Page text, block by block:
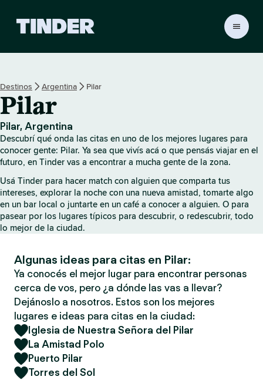
o
i
n
d
r
Destinos Argentina Pilar
Pilar
Pilar, Argentina
Descubrí qué onda las citas en uno de los mejores lugares para
conocer gente: Pilar. Ya sea que vivís acá o que pensás viajar en el
futuro, en Tinder vas a encontrar a mucha gente de la zona.
Usá Tinder para hacer match con alguien que comparta tus
intereses, explorar la noche con una nueva amistad, tomarte algo
en un bar local o juntarte en un café a conocer a alguien. O para
pasear por los lugares típicos para descubrir, o redescubrir, todo
lo mejor de la ciudad.
Algunas ideas para citas en Pilar:
Ya conocés el mejor lugar para encontrar personas
cerca de vos, pero ¿a dónde las vas a llevar?
Dejánoslo a nosotros. Estos son los mejores
lugares e ideas para citas en la ciudad:
Iglesia de Nuestra Señora del Pilar
La Amistad Polo
Puerto Pilar
Torres del Sol